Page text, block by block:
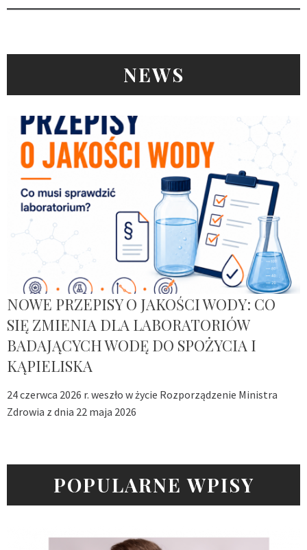
NEWS
NOWE PRZEPISY O JAKOŚCI WODY: CO
SIĘ ZMIENIA DLA LABORATORIÓW
BADAJĄCYCH WODĘ DO SPOŻYCIA I
KĄPIELISKA
24 czerwca 2026 r. weszło w życie Rozporządzenie Ministra
Zdrowia z dnia 22 maja 2026
POPULARNE WPISY